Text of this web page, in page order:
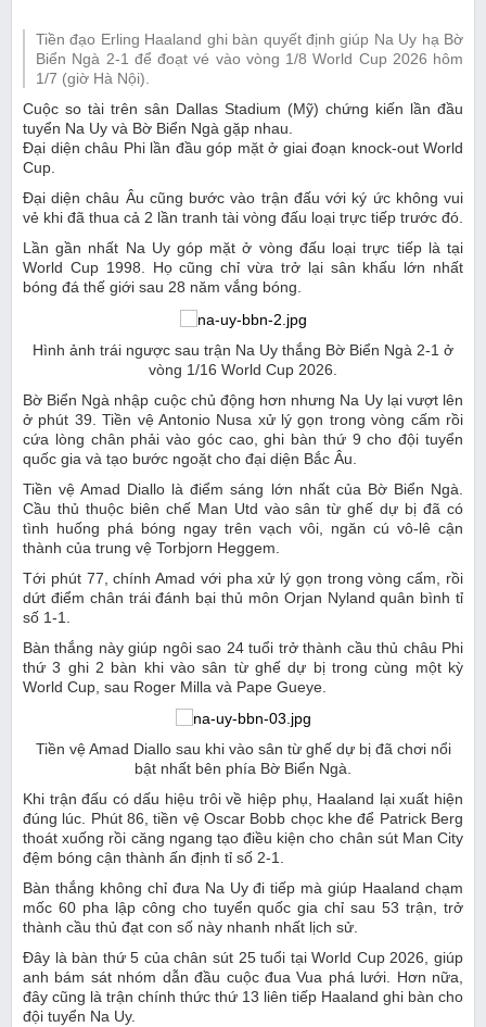
Tiền đạo Erling Haaland ghi bàn quyết định giúp Na Uy hạ Bờ
Biển Ngà 2-1 để đoạt vé vào vòng 1/8 World Cup 2026 hôm
1/7 (giờ Hà Nội).
Cuộc so tài trên sân Dallas Stadium (Mỹ) chứng kiến lần đầu
tuyển Na Uy và Bờ Biển Ngà gặp nhau.
Đại diện châu Phi lần đầu góp mặt ở giai đoạn knock-out World
Cup.
Đại diện châu Âu cũng bước vào trận đấu với ký ức không vui
vẻ khi đã thua cả 2 lần tranh tài vòng đấu loại trực tiếp trước đó.
Lần gần nhất Na Uy góp mặt ở vòng đấu loại trực tiếp là tại
World Cup 1998. Họ cũng chỉ vừa trở lại sân khấu lớn nhất
bóng đá thế giới sau 28 năm vắng bóng.
Hình ảnh trái ngược sau trận Na Uy thắng Bờ Biển Ngà 2-1 ở
vòng 1/16 World Cup 2026.
Bờ Biển Ngà nhập cuộc chủ động hơn nhưng Na Uy lại vượt lên
ở phút 39. Tiền vệ Antonio Nusa xử lý gọn trong vòng cấm rồi
cứa lòng chân phải vào góc cao, ghi bàn thứ 9 cho đội tuyển
quốc gia và tạo bước ngoặt cho đại diện Bắc Âu.
Tiền vệ Amad Diallo là điểm sáng lớn nhất của Bờ Biển Ngà.
Cầu thủ thuộc biên chế Man Utd vào sân từ ghế dự bị đã có
tình huống phá bóng ngay trên vạch vôi, ngăn cú vô-lê cận
thành của trung vệ Torbjorn Heggem.
Tới phút 77, chính Amad với pha xử lý gọn trong vòng cấm, rồi
dứt điểm chân trái đánh bại thủ môn Orjan Nyland quân bình tỉ
số 1-1.
Bàn thắng này giúp ngôi sao 24 tuổi trở thành cầu thủ châu Phi
thứ 3 ghi 2 bàn khi vào sân từ ghế dự bị trong cùng một kỳ
World Cup, sau Roger Milla và Pape Gueye.
Tiền vệ Amad Diallo sau khi vào sân từ ghế dự bị đã chơi nổi
bật nhất bên phía Bờ Biển Ngà.
Khi trận đấu có dấu hiệu trôi về hiệp phụ, Haaland lại xuất hiện
đúng lúc. Phút 86, tiền vệ Oscar Bobb chọc khe để Patrick Berg
thoát xuống rồi căng ngang tạo điều kiện cho chân sút Man City
đệm bóng cận thành ấn định tỉ số 2-1.
Bàn thắng không chỉ đưa Na Uy đi tiếp mà giúp Haaland chạm
mốc 60 pha lập công cho tuyển quốc gia chỉ sau 53 trận, trở
thành cầu thủ đạt con số này nhanh nhất lịch sử.
Đây là bàn thứ 5 của chân sút 25 tuổi tại World Cup 2026, giúp
anh bám sát nhóm dẫn đầu cuộc đua Vua phá lưới. Hơn nữa,
đây cũng là trận chính thức thứ 13 liên tiếp Haaland ghi bàn cho
đội tuyển Na Uy.